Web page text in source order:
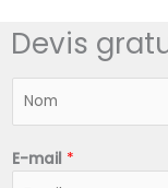
Devis
*
E-mail *